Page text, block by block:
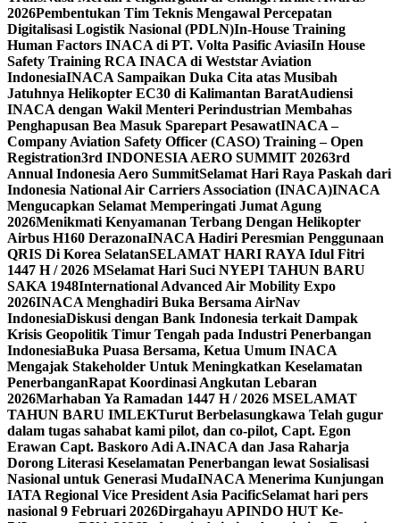
2026Pembentukan Tim Teknis Mengawal Percepatan
Digitalisasi Logistik Nasional (PDLN)In-House Training
Human Factors INACA di PT. Volta Pasific AviasiIn House
Safety Training RCA INACA di Weststar Aviation
IndonesiaINACA Sampaikan Duka Cita atas Musibah
Jatuhnya Helikopter EC30 di Kalimantan BaratAudiensi
INACA dengan Wakil Menteri Perindustrian Membahas
Penghapusan Bea Masuk Sparepart PesawatINACA –
Company Aviation Safety Officer (CASO) Training – Open
Registration3rd INDONESIA AERO SUMMIT 20263rd
Annual Indonesia Aero SummitSelamat Hari Raya Paskah dari
Indonesia National Air Carriers Association (INACA)INACA
Mengucapkan Selamat Memperingati Jumat Agung
2026Menikmati Kenyamanan Terbang Dengan Helikopter
Airbus H160 DerazonaINACA Hadiri Peresmian Penggunaan
QRIS Di Korea SelatanSELAMAT HARI RAYA Idul Fitri
1447 H / 2026 MSelamat Hari Suci NYEPI TAHUN BARU
SAKA 1948International Advanced Air Mobility Expo
2026INACA Menghadiri Buka Bersama AirNav
IndonesiaDiskusi dengan Bank Indonesia terkait Dampak
Krisis Geopolitik Timur Tengah pada Industri Penerbangan
IndonesiaBuka Puasa Bersama, Ketua Umum INACA
Mengajak Stakeholder Untuk Meningkatkan Keselamatan
PenerbanganRapat Koordinasi Angkutan Lebaran
2026Marhaban Ya Ramadan 1447 H / 2026 MSELAMAT
TAHUN BARU IMLEKTurut Berbelasungkawa Telah gugur
dalam tugas sahabat kami pilot, dan co-pilot, Capt. Egon
Erawan Capt. Baskoro Adi A.INACA dan Jasa Raharja
Dorong Literasi Keselamatan Penerbangan lewat Sosialisasi
Nasional untuk Generasi MudaINACA Menerima Kunjungan
IATA Regional Vice President Asia PacificSelamat hari pers
nasional 9 Februari 2026Dirgahayu APINDO HUT Ke-